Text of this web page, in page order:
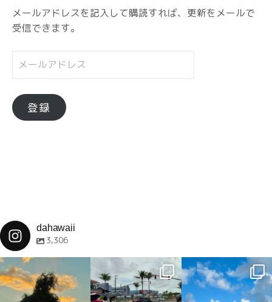
メールアドレスを記入して購読すれば、更新をメールで
受信できます。
ー
ア
ド
登録
dahawaii
3,306
dahawaii dahawaii